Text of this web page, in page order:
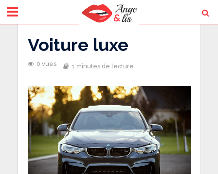
Voiture luxe
0 vues 1 minutes de lecture